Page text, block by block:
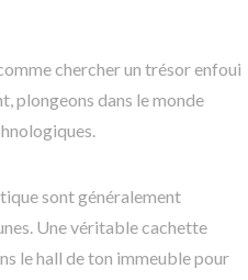
chercher un trésor enfoui
plongeons dans le monde
sont généralement
Une véritable cachette
le hall de ton immeuble pour